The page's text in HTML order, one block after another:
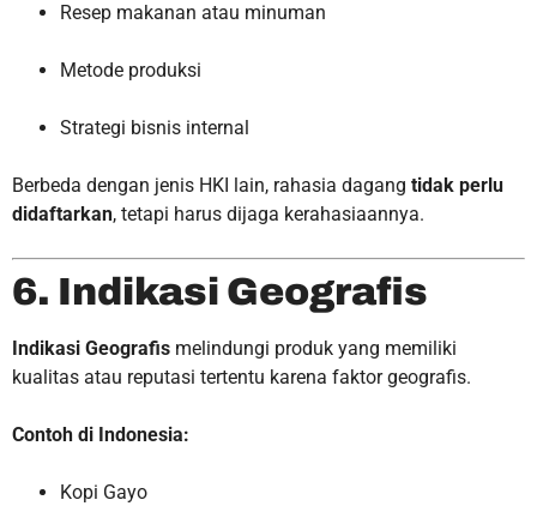
Resep makanan atau minuman
Metode produksi
Strategi bisnis internal
Berbeda dengan jenis HKI lain, rahasia dagang tidak perlu
didaftarkan, tetapi harus dijaga kerahasiaannya.
6. Indikasi Geografis
Indikasi Geografis melindungi produk yang memiliki
kualitas atau reputasi tertentu karena faktor geografis.
Contoh di Indonesia:
Kopi Gayo